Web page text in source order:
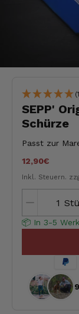
SEPP'
Schürze
Passt zur
12,90€
Inkl. Steuern.
📦 In 3-5